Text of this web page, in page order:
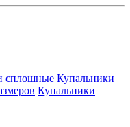
сплошные Купальники
Купальники